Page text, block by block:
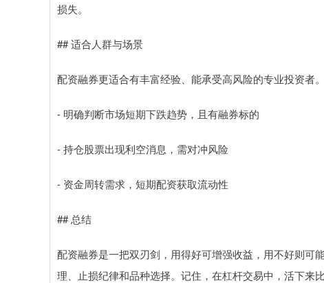
损失。
## 适合人群与场景
配资融券更适合有丰富经验、能承受高风险的专业投资者
- 明确判断市场短期下跌趋势，且有融券标的
- 持仓股票出现利空消息，需对冲风险
- 资金周转需求，短期配资获取流动性
## 总结
配资融券是一把双刃剑，用得好可增强收益，用不好则可
理、止损纪律和品种选择。记住，在杠杆交易中，活下来